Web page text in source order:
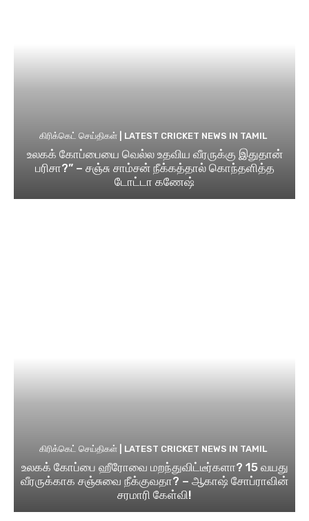
கிரிக்கெட் செய்திகள் | LATEST CRICKET NEWS IN TAMIL
உலகக் கோப்பையை வெல்ல உதவிய வீரருக்கு இதுதான்
பரிசா?” – சஞ்சு சாம்சன் நீக்கத்தால் கொந்தளித்த
டோட்டா கணேஷ்
கிரிக்கெட் செய்திகள் | LATEST CRICKET NEWS IN TAMIL
உலகக் கோப்பை ஹீரோவை மறந்துவிட்டீர்களா? 15 வயது
வீரருக்காக சஞ்சுவை நீக்குவதா? – ஆகாஷ் சோப்ராவின்
சரமாரி கேள்வி!